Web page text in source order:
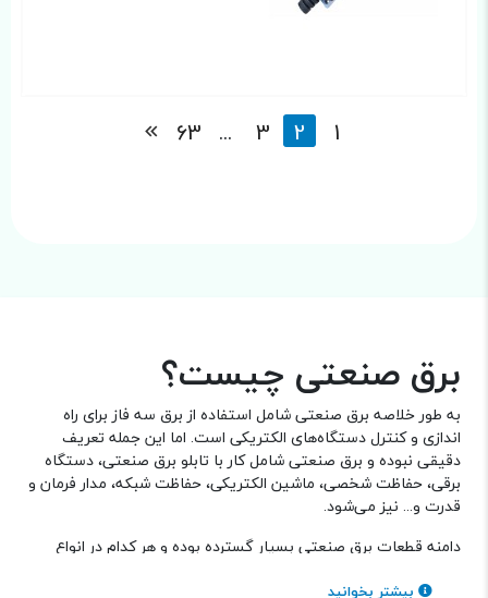
1
2
3
...
63
برق صنعتی چیست؟
به طور خلاصه برق صنعتی شامل استفاده از برق سه فاز برای راه
اندازی و کنترل دستگاه‌های الکتریکی است. اما این جمله تعریف
دقیقی نبوده و برق صنعتی شامل کار با تابلو برق صنعتی، دستگاه
برقی، حفاظت شخصی، ماشین الکتریکی، حفاظت شبکه، مدار فرمان و
قدرت و... نیز می‌شود.
دامنه قطعات برق صنعتی بسیار گسترده بوده و هر کدام در انواع
به دسته بندی مربوطه مراجعه کنید.
بیشتر بخوانید